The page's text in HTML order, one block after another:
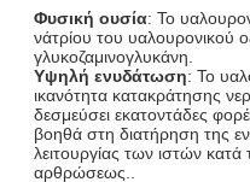
Φυσική ουσία: Το
νάτρίου του υαλουρονικού
γλυκοζαμινογλυκάνη.
Υψηλή ενυδάτωση: Το
ικανότητα κατακράτησης
δεσμεύσει εκατοντάδες
βοηθά στη διατήρηση της
λειτουργίας των ιστών
αρθρώσεως..